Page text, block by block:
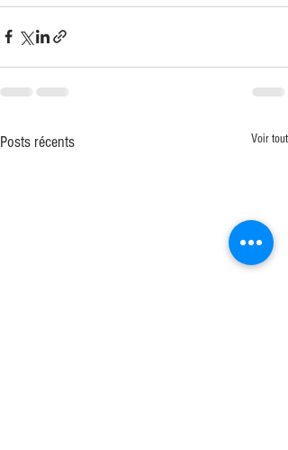
Posts récents Voir tout